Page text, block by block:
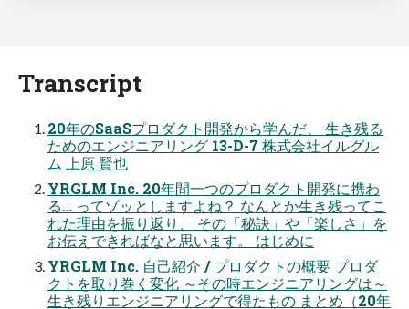
Transcript
20年のSaaSプロダクト開発から学んだ、 生き残る
ためのエンジニアリング 13-D-7 株式会社イルグル
ム 上原 賢也
YRGLM Inc. 20年間一つのプロダクト開発に携わ
る… ってゾッとしますよね？ なんとか生き残ってこ
れた理由を振り返り、 その「秘訣」や「楽しさ」を
お伝えできればなと思います。 はじめに
YRGLM Inc. 自己紹介 / プロダクトの概要 プロダ
クトを取り巻く変化 ～その時エンジニアリングは～
生き残りエンジニアリングで得たもの まとめ（20年